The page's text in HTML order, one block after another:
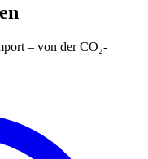
– von der CO₂-